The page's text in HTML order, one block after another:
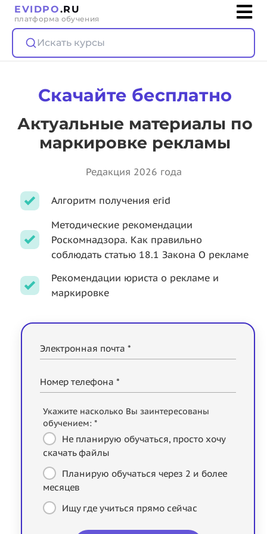
EVIDPO.RU
платформа обучения
Искать курсы
Скачайте бесплатно
Актуальные материалы по
маркировке рекламы
Редакция 2026 года
Алгоритм получения erid
Методические рекомендации
Роскомнадзора. Как правильно
соблюдать статью 18.1 Закона О рекламе
Рекомендации юриста о рекламе и
маркировке
Электронная почта *
Номер телефона *
Укажите насколько Вы заинтересованы
обучением: *
Не планирую обучаться, просто хочу
скачать файлы
Планирую обучаться через 2 и более
месяцев
Ищу где учиться прямо сейчас